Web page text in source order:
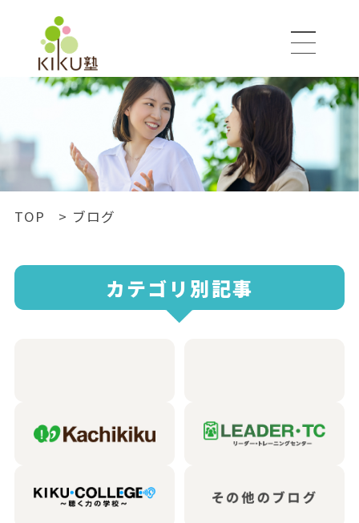
TOP ブログ
カテゴリ 別記事